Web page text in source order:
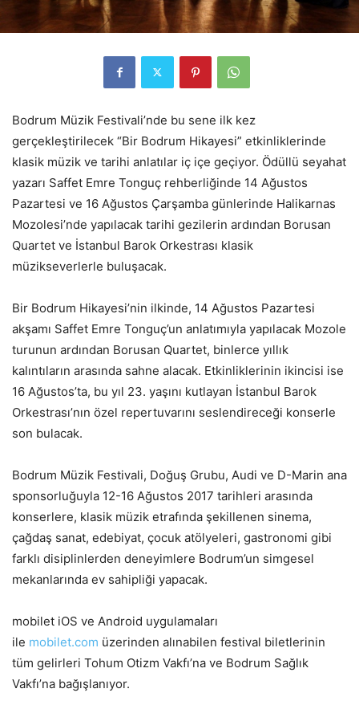
Bodrum Müzik Festivali’nde bu sene ilk kez
gerçekleştirilecek “Bir Bodrum Hikayesi” etkinliklerinde
klasik müzik ve tarihi anlatılar iç içe geçiyor. Ödüllü seyahat
yazarı Saffet Emre Tonguç rehberliğinde 14 Ağustos
Pazartesi ve 16 Ağustos Çarşamba günlerinde Halikarnas
Mozolesi’nde yapılacak tarihi gezilerin ardından Borusan
Quartet ve İstanbul Barok Orkestrası klasik
müzikseverlerle buluşacak.
Bir Bodrum Hikayesi’nin ilkinde, 14 Ağustos Pazartesi
akşamı Saffet Emre Tonguç’un anlatımıyla yapılacak Mozole
turunun ardından Borusan Quartet, binlerce yıllık
kalıntıların arasında sahne alacak. Etkinliklerinin ikincisi ise
16 Ağustos’ta, bu yıl 23. yaşını kutlayan İstanbul Barok
Orkestrası’nın özel repertuvarını seslendireceği konserle
son bulacak.
Bodrum Müzik Festivali, Doğuş Grubu, Audi ve D-Marin ana
sponsorluğuyla 12-16 Ağustos 2017 tarihleri arasında
konserlere, klasik müzik etrafında şekillenen sinema,
çağdaş sanat, edebiyat, çocuk atölyeleri, gastronomi gibi
farklı disiplinlerden deneyimlere Bodrum’un simgesel
mekanlarında ev sahipliği yapacak.
mobilet iOS ve Android uygulamaları
ile mobilet.com üzerinden alınabilen festival biletlerinin
tüm gelirleri Tohum Otizm Vakfı’na ve Bodrum Sağlık
Vakfı’na bağışlanıyor.